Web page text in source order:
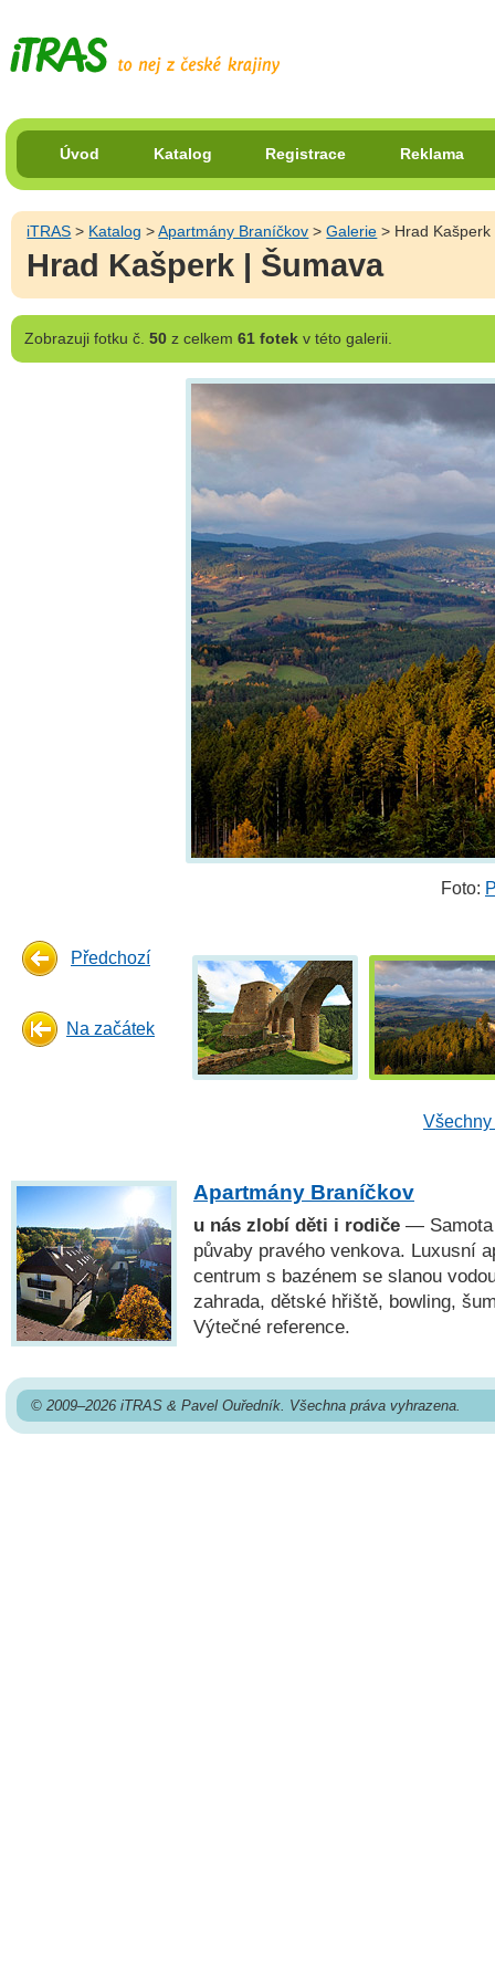
Úvod Katalog Registrace Reklama
iTRAS > Katalog >Apartmány Braníčkov >Galerie > Hrad
Hrad Kašperk | Šumava
Zobrazujifotku č. 50z celkem 61 fotekv této galerii.
Foto:
Předchozí
Na začátek
Apartmány Braníčkov
u nás zlobí děti i rodiče — Samota
půvaby pravého venkova. Luxusní
centrum s bazénem se slanou
zahrada, dětské hřiště, bowling,
Výtečné reference.
© 2009–2026 iTRAS & Pavel Ouředník. Všechna práva vyhrazena.